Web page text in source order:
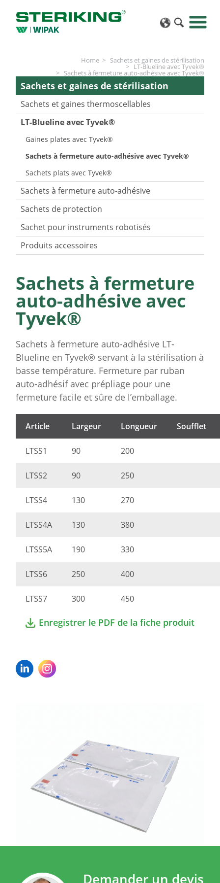
Home Sachets et gaines de stérilisation
LT-Blueline avec Tyvek®
Sachets à fermeture auto-adhésive avec Tyvek®
Sachets et gaines de stérilisation
Sachets et gaines thermoscellables
LT-Blueline avec Tyvek®
Gaines plates avec Tyvek®
Sachets à fermeture auto-adhésive avec Tyvek®
Sachets plats avec Tyvek®
Sachets à fermeture auto-adhésive
Sachets de protection
Sachet pour instruments robotisés
Produits accessoires
Sachets à fermeture
auto-adhésive avec
Tyvek®
Sachets à fermeture auto-adhésive LT-
Blueline en Tyvek® servant à la stérilisation à
basse température. Fermeture par ruban
auto-adhésif avec prépliage pour une
fermeture facile et sûre de l’emballage.
Article Largeur Longueur Soufflet
LTSS1 90 200
LTSS2 90 250
LTSS4 130 270
LTSS4A 130 380
LTSS5A 190 330
LTSS6 250 400
LTSS7 300 450
Enregistrer le PDF de la fiche produit
Demander un devis